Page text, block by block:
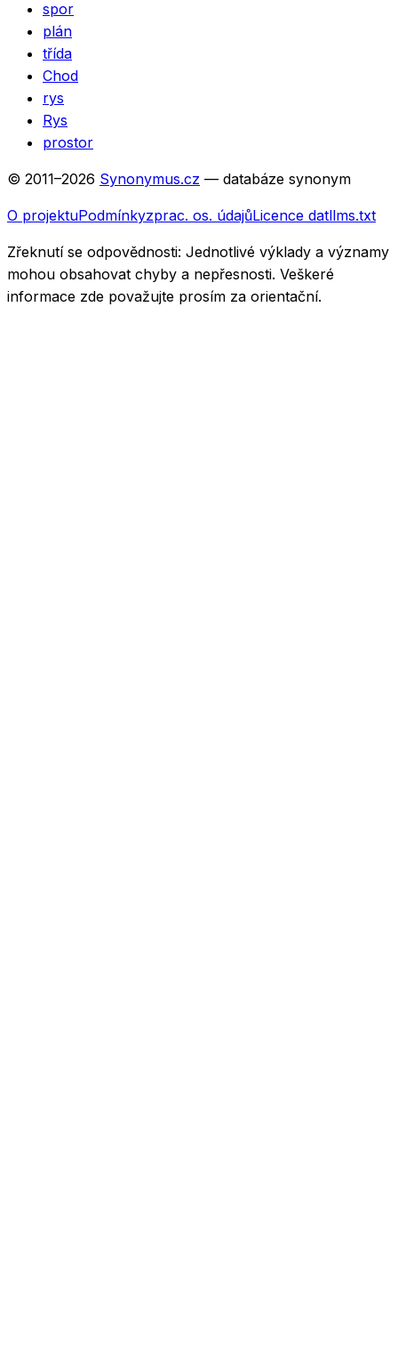
spor
plán
třída
Chod
rys
Rys
prostor
© 2011–2026 Synonymus.cz — databáze synonym
O projektuPodmínkyzprac. os. údajůLicence datllms.txt
Zřeknutí se odpovědnosti: Jednotlivé výklady a významy
mohou obsahovat chyby a nepřesnosti. Veškeré
informace zde považujte prosím za orientační.